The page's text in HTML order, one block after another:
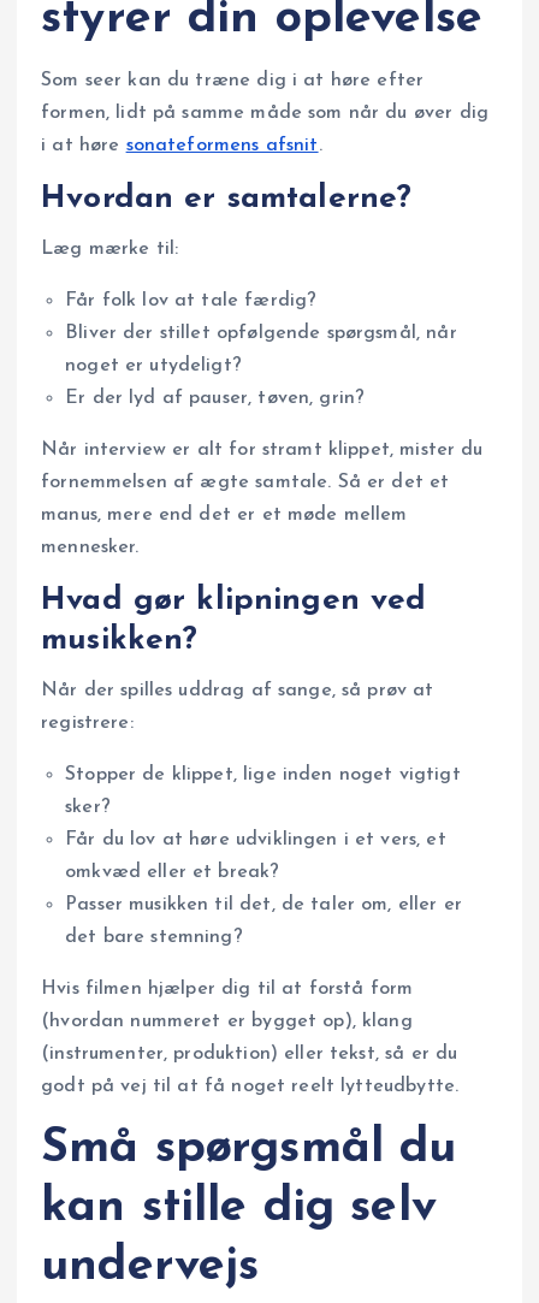
styrer din oplevelse
Som seer kan du træne dig i at høre efter
formen, lidt på samme måde som når du øver dig
i at høre sonateformens afsnit.
Hvordan er samtalerne?
Læg mærke til:
Får folk lov at tale færdig?
Bliver der stillet opfølgende spørgsmål, når
noget er utydeligt?
Er der lyd af pauser, tøven, grin?
Når interview er alt for stramt klippet, mister du
fornemmelsen af ægte samtale. Så er det et
manus, mere end det er et møde mellem
mennesker.
Hvad gør klipningen ved
musikken?
Når der spilles uddrag af sange, så prøv at
registrere:
Stopper de klippet, lige inden noget vigtigt
sker?
Får du lov at høre udviklingen i et vers, et
omkvæd eller et break?
Passer musikken til det, de taler om, eller er
det bare stemning?
Hvis filmen hjælper dig til at forstå form
(hvordan nummeret er bygget op), klang
(instrumenter, produktion) eller tekst, så er du
godt på vej til at få noget reelt lytteudbytte.
Små spørgsmål du
kan stille dig selv
undervejs